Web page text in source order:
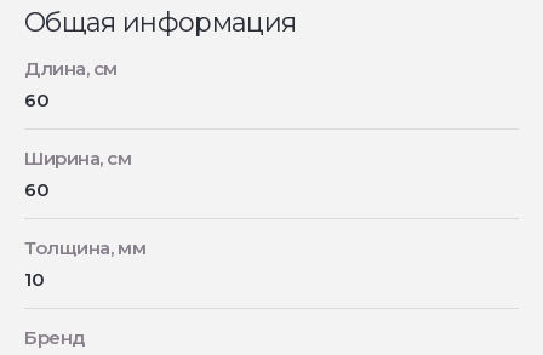
Общая информация
Длина, см
60
Ширина, см
60
Толщина, мм
10
Бренд